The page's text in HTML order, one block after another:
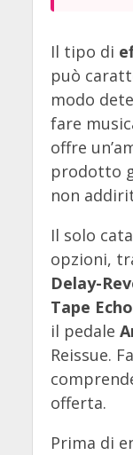
Il tipo di
può
modo
fare
offre
prodotto
non
Il solo
opzioni,
Delay-
Tape Echo
il pedale
Reissue.
offerta.
Prima di